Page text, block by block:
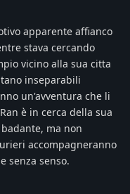
apparente affianco
stava cercando
vicino alla sua citta
inseparabili
un'avventura che li
è in cerca della sua
ma non
accompagneranno
senza senso.